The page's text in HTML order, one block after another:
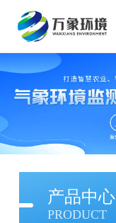
产品中心
PRODUCT